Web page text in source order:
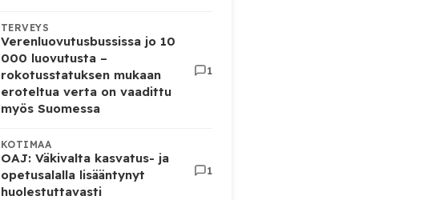
TERVEYS
Verenluovutusbussissa jo 10
000 luovutusta –
rokotusstatuksen mukaan
eroteltua verta on vaadittu
myös Suomessa
1
KOTIMAA
OAJ: Väkivalta kasvatus- ja
opetusalalla lisääntynyt
huolestuttavasti
1